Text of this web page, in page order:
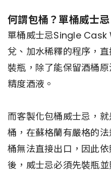
何謂包桶？單桶威士忌
單桶威士忌Single Cask
兌、加水稀釋的程序，
裝瓶，除了能保留酒桶
精度酒液。
而客製化包桶威士忌，
桶，在蘇格蘭有嚴格的
桶無法直接出口，因此
後，威士忌必須先裝瓶